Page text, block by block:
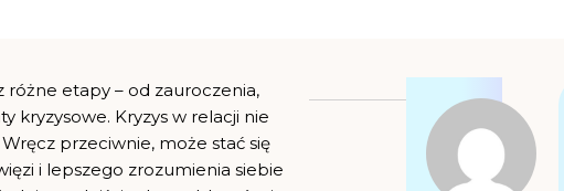
etapy – od zauroczenia,
kryzysowe. Kryzys w relacji nie
przeciwnie, może stać się
i lepszego zrozumienia siebie